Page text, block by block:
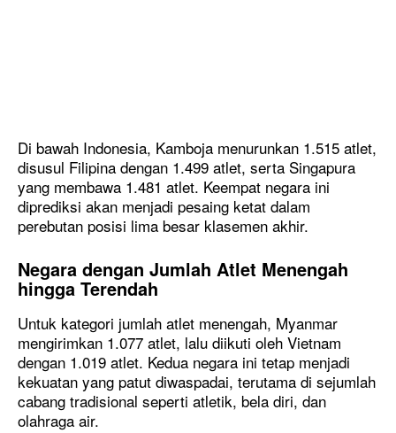
Di bawah Indonesia, Kamboja menurunkan 1.515 atlet,
disusul Filipina dengan 1.499 atlet, serta Singapura
yang membawa 1.481 atlet. Keempat negara ini
diprediksi akan menjadi pesaing ketat dalam
perebutan posisi lima besar klasemen akhir.
Negara dengan Jumlah Atlet Menengah
hingga Terendah
Untuk kategori jumlah atlet menengah, Myanmar
mengirimkan 1.077 atlet, lalu diikuti oleh Vietnam
dengan 1.019 atlet. Kedua negara ini tetap menjadi
kekuatan yang patut diwaspadai, terutama di sejumlah
cabang tradisional seperti atletik, bela diri, dan
olahraga air.